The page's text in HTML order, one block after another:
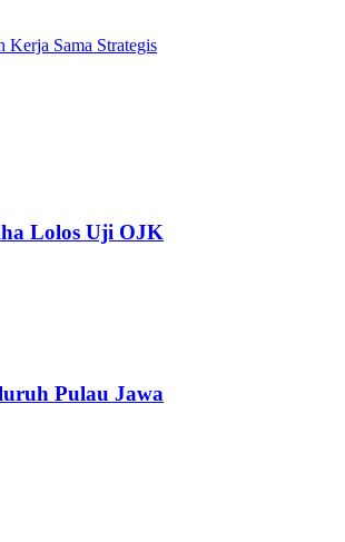
Sama Strategis
Lolos Uji OJK
Pulau Jawa